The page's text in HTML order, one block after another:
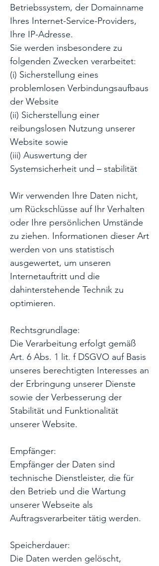
Betriebssystem, der Domainname
Ihres Internet-Service-Providers,
Ihre IP-Adresse.
Sie werden insbesondere zu
folgenden Zwecken verarbeitet:
(i) Sicherstellung eines
problemlosen Verbindungsaufbaus
der Website
(ii) Sicherstellung einer
reibungslosen Nutzung unserer
Website sowie
(iii) Auswertung der
Systemsicherheit und – stabilität
Wir verwenden Ihre Daten nicht,
um Rückschlüsse auf Ihr Verhalten
oder Ihre persönlichen Umstände
zu ziehen. Informationen dieser Art
werden von uns statistisch
ausgewertet, um unseren
Internetauftritt und die
dahinterstehende Technik zu
optimieren.
Rechtsgrundlage:
Die Verarbeitung erfolgt gemäß
Art. 6 Abs. 1 lit. f DSGVO auf Basis
unseres berechtigten Interesses an
der Erbringung unserer Dienste
sowie der Verbesserung der
Stabilität und Funktionalität
unserer Website.
Empfänger:
Empfänger der Daten sind
technische Dienstleister, die für
den Betrieb und die Wartung
unserer Webseite als
Auftragsverarbeiter tätig werden.
Speicherdauer:
Die Daten werden gelöscht,